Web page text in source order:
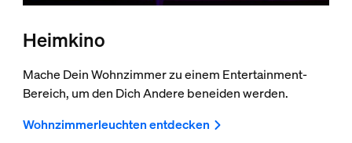
Heimkino
Mache Dein Wohnzimmer zu einem Entertainment-
Bereich, um den Dich Andere beneiden werden.
Wohnzimmerleuchten entdecken